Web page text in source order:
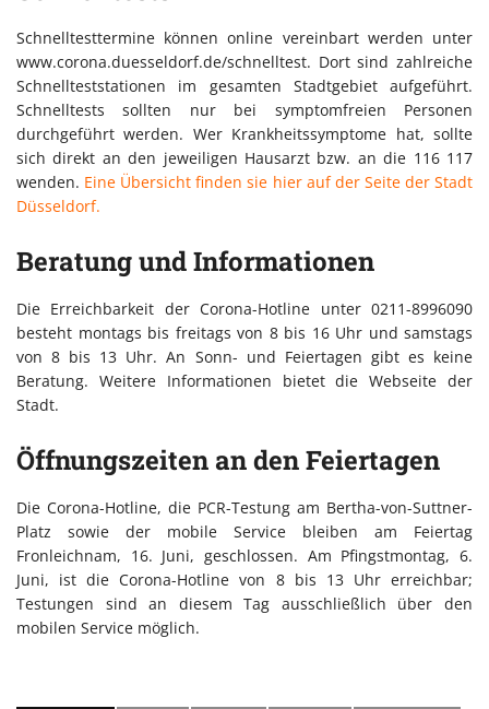
Schnelltesttermine können online vereinbart werden unter
www.corona.duesseldorf.de/schnelltest. Dort sind zahlreiche
Schnellteststationen im gesamten Stadtgebiet aufgeführt.
Schnelltests sollten nur bei symptomfreien Personen
durchgeführt werden. Wer Krankheitssymptome hat, sollte
sich direkt an den jeweiligen Hausarzt bzw. an die 116 117
wenden. Eine Übersicht finden sie hier auf der Seite der Stadt
Düsseldorf.
Beratung und Informationen
Die Erreichbarkeit der Corona-Hotline unter 0211-8996090
besteht montags bis freitags von 8 bis 16 Uhr und samstags
von 8 bis 13 Uhr. An Sonn- und Feiertagen gibt es keine
Beratung. Weitere Informationen bietet die Webseite der
Stadt.
Öffnungszeiten an den Feiertagen
Die Corona-Hotline, die PCR-Testung am Bertha-von-Suttner-
Platz sowie der mobile Service bleiben am Feiertag
Fronleichnam, 16. Juni, geschlossen. Am Pfingstmontag, 6.
Juni, ist die Corona-Hotline von 8 bis 13 Uhr erreichbar;
Testungen sind an diesem Tag ausschließlich über den
mobilen Service möglich.